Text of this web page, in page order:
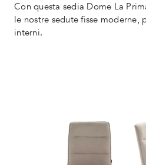
Con questa sedia Dome La
le nostre sedute fisse
interni.